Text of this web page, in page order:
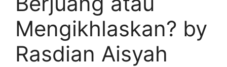
Mengikhlaskan? by
Rasdian Aisyah